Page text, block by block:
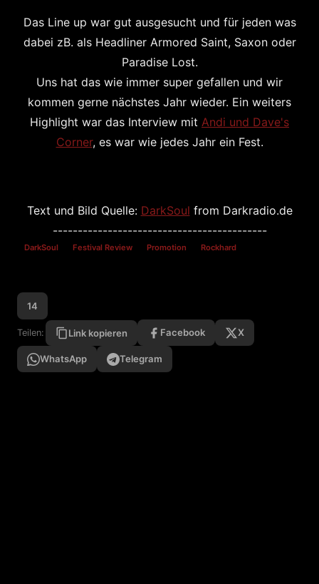
Das Line up war gut ausgesucht und für jeden was
dabei zB. als Headliner Armored Saint, Saxon oder
Paradise Lost.
Uns hat das wie immer super gefallen und wir
kommen gerne nächstes Jahr wieder. Ein weiters
Highlight war das Interview mit Andi und Dave's
Corner, es war wie jedes Jahr ein Fest.
Text und Bild Quelle: DarkSoul from Darkradio.de
-------------------------------------------
DarkSoul Festival Review Promotion Rockhard
14
Teilen: Link kopieren Facebook X
WhatsApp Telegram